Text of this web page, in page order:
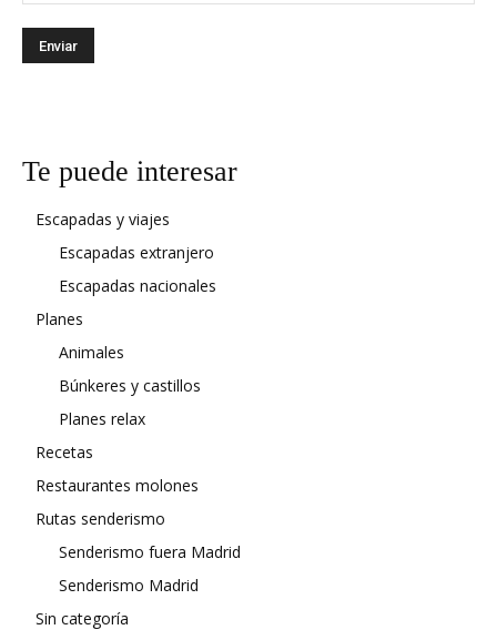
Te puede interesar
Escapadas y viajes
Escapadas extranjero
Escapadas nacionales
Planes
Animales
Búnkeres y castillos
Planes relax
Recetas
Restaurantes molones
Rutas senderismo
Senderismo fuera Madrid
Senderismo Madrid
Sin categoría